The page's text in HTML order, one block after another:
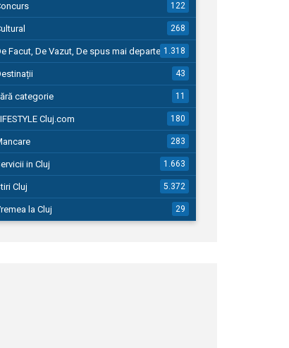
122
268
Facut, De Vazut, De spus mai departe…1.318
43
categorie 11
Cluj.com 180
283
in Cluj 1.663
Cluj 5.372
la Cluj 29